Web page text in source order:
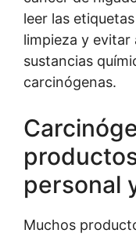
leer las
limpieza y evitar
sustancias
carcinógenas.
personal
Muchos